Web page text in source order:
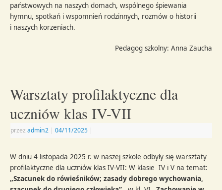
państwowych na naszych domach, wspólnego śpiewania
hymnu, spotkań i wspomnień rodzinnych, rozmów o historii
i naszych korzeniach.
Pedagog szkolny: Anna Zaucha
Warsztaty profilaktyczne dla
uczniów klas IV-VII
przezadmin2 | 04/11/2025 |
W dniu 4 listopada 2025 r. w naszej szkole odbyły się warsztaty
profilaktyczne dla uczniów klas IV-VII: W klasie IV i V na temat:
„Szacunek do rówieśników; zasady dobrego wychowania,